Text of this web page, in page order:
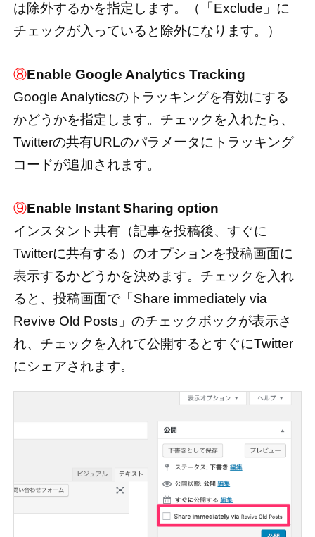
は除外するかを指定します。（「Exclude」に
チェックが入っていると除外になります。）
⑧Enable Google Analytics Tracking
Google Analyticsのトラッキングを有効にする
かどうかを指定します。チェックを入れたら、
Twitterの共有URLのパラメータにトラッキング
コードが追加されます。
⑨Enable Instant Sharing option
インスタント共有（記事を投稿後、すぐに
Twitterに共有する）のオプションを投稿画面に
表示するかどうかを決めます。チェックを入れ
ると、投稿画面で「Share immediately via
Revive Old Posts」のチェックボックが表示さ
れ、チェックを入れて公開するとすぐにTwitter
にシェアされます。